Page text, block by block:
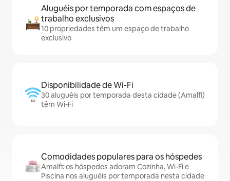
Aluguéis por temporada com espaços de
trabalho exclusivos
10 propriedades têm um espaço de trabalho
exclusivo
Disponibilidade de Wi-Fi
30 aluguéis por temporada desta cidade (Amalfi)
têm Wi-Fi
Comodidades populares para os hóspedes
Amalfi: os hóspedes adoram Cozinha, Wi-Fi e
Piscina nos aluguéis por temporada nesta cidade